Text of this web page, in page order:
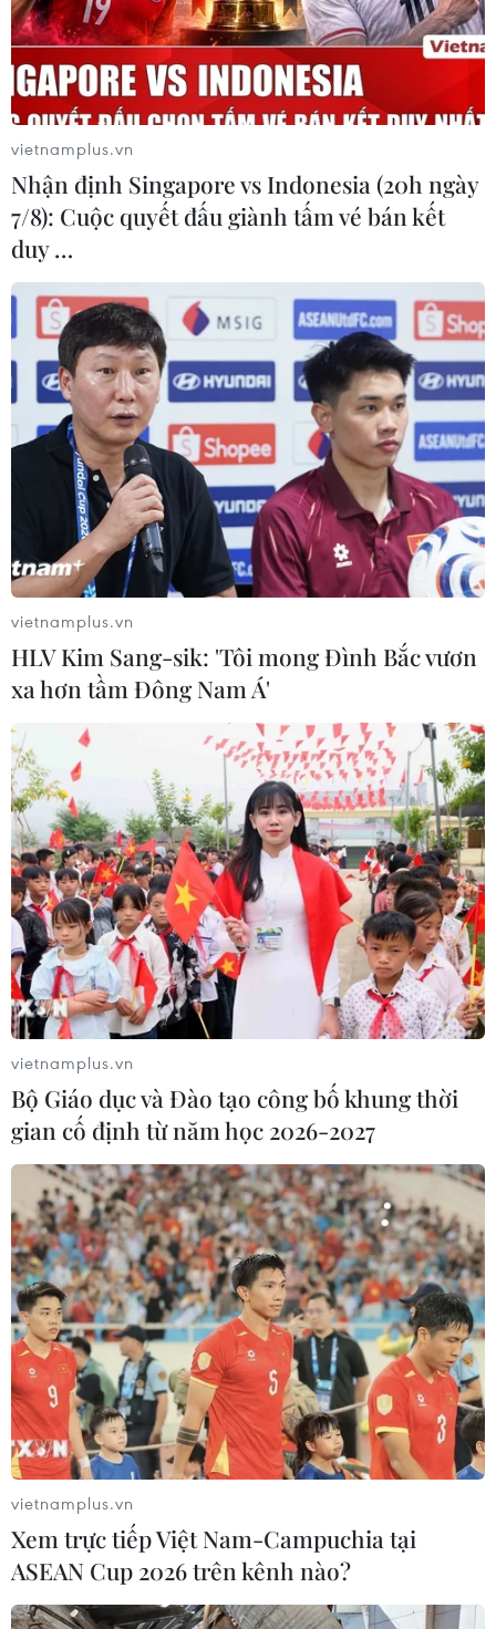
05/12/2016 03:37
Công ty Xổ số điện toán Việt Nam vừa chính thức vận
hành hệ thống kinh doanh xổ số tự chọn tại Hà Nội
sáng 5/12 nhân kỷ niệm 5 năm thành lập.
vietnamplus.vn
Nhận định Singapore vs Indonesia (20h ngày
7/8): Cuộc quyết đấu giành tấm vé bán kết
duy …
vietnamplus.vn
HLV Kim Sang-sik: 'Tôi mong Đình Bắc vươn
xa hơn tầm Đông Nam Á'
vietnamplus.vn
Bộ Giáo dục và Đào tạo công bố khung thời
gian cố định từ năm học 2026-2027
vietnamplus.vn
Xem trực tiếp Việt Nam-Campuchia tại
ASEAN Cup 2026 trên kênh nào?